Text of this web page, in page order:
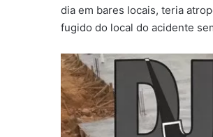
dia em bares locais, teria
fugido do local do acidente